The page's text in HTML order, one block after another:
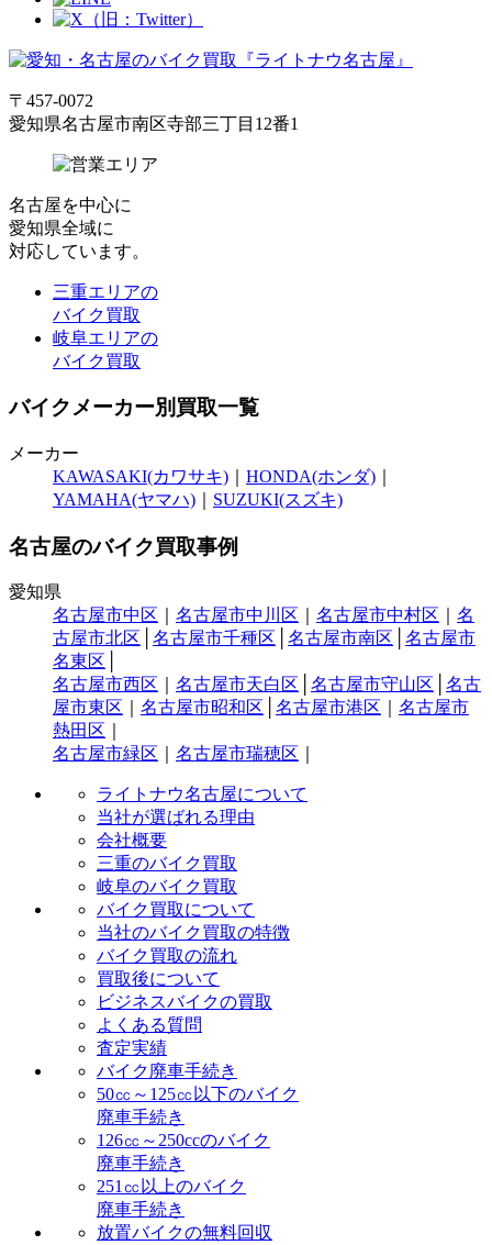
〒457-0072
愛知県名古屋市南区寺部三丁目12番1
名古屋を中心に
愛知県全域に
対応しています。
三重エリアの
バイク買取
岐阜エリアの
バイク買取
バイクメーカー別買取一覧
メーカー
KAWASAKI(カワサキ)
HONDA(ホンダ)
YAMAHA(ヤマハ)
SUZUKI(スズキ)
名古屋のバイク買取事例
愛知県
名古屋市中区
名古屋市中川区 名古屋市中村区
名
古屋市北区
名古屋市千種区 名古屋市南区
名古屋市
名東区
名古屋市西区
名古屋市天白区 名古屋市守山区
名古
屋市東区
名古屋市昭和区 名古屋市港区
名古屋市
熱田区
名古屋市緑区
名古屋市瑞穂区
ライトナウ名古屋について
当社が選ばれる理由
会社概要
三重のバイク買取
岐阜のバイク買取
バイク買取について
当社のバイク買取の特徴
バイク買取の流れ
買取後について
ビジネスバイクの買取
よくある質問
査定実績
バイク廃車手続き
50㏄～125㏄以下のバイク
廃車手続き
126㏄～250ccのバイク
廃車手続き
251㏄以上のバイク
廃車手続き
放置バイクの無料回収